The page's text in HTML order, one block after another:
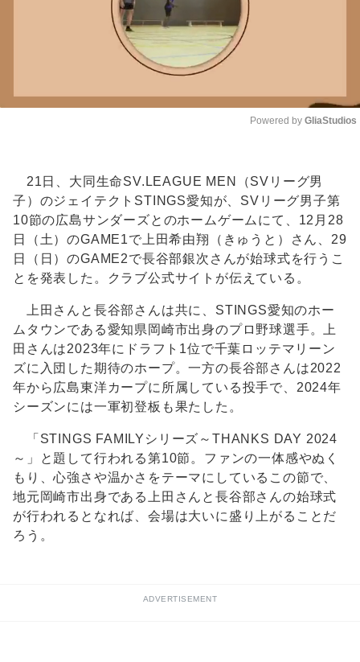
Powered by GliaStudios
21日、大同生命SV.LEAGUE MEN（SVリーグ男
子）のジェイテクトSTINGS愛知が、SVリーグ男子第
10節の広島サンダーズとのホームゲームにて、12月28
日（土）のGAME1で上田希由翔（きゅうと）さん、29
日（日）のGAME2で長谷部銀次さんが始球式を行うこ
とを発表した。クラブ公式サイトが伝えている。
上田さんと長谷部さんは共に、STINGS愛知のホー
ムタウンである愛知県岡崎市出身のプロ野球選手。上
田さんは2023年にドラフト1位で千葉ロッテマリーン
ズに入団した期待のホープ。一方の長谷部さんは2022
年から広島東洋カープに所属している投手で、2024年
シーズンには一軍初登板も果たした。
「STINGS FAMILYシリーズ～THANKS DAY 2024
～」と題して行われる第10節。ファンの一体感やぬく
もり、心強さや温かさをテーマにしているこの節で、
地元岡崎市出身である上田さんと長谷部さんの始球式
が行われるとなれば、会場は大いに盛り上がることだ
ろう。
ADVERTISEMENT